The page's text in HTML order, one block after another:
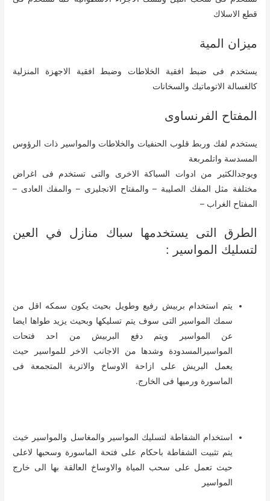
قطع الاسلاك
ميزان المية
يستخدم فى ضبط افقية الخلاطات وضبط افقية الاجهزة المنزلية
كالغسالة الاتوماتيك والسخانات
المفتاح الفرنساوى
يستخدم لفك وربط قلوب الحنفيات والخلاطات والمواسير ذات الرؤوس
المسدسة واتلمربعة
ويوجدالكثير من ادوات السباكة الاخرى والتى تستخدم فى اغراض
مختلفة مثل المفك الصليبة – والمفتاح الانجليزى – والمفك العادى –
المفتاح الغراب –
الطرق التى يستخدمها سباك منازل في العين
لتسليك المواسير :
يتم استخدام بربيش رفيع وطويل بحيث يكون سمكه اقل من
سمك المواسير التى سوف يتم تسليكها وبحيث يزيد طواها ايضا
عن المواسير ويتم دفع البربيش من احد فتحات
المواسيرالمسدودة وشدها من الاجانب الاخر للمواسير حيث
يعمل البريش على ازاحة الاوساخ والاتربة المتجمعة فى
الماسورة ورميها فى الخارج.
استخدام الشفاطة لتسليك المواسير والمغاسل والمواسير خيث
يتم تثبيت الشفاطة باحكام على فتحة الماسورة وسحبها لاعلى
حيث تعمل على سحب المياة والاوساخ العالقة بها الى خارج
المواسير